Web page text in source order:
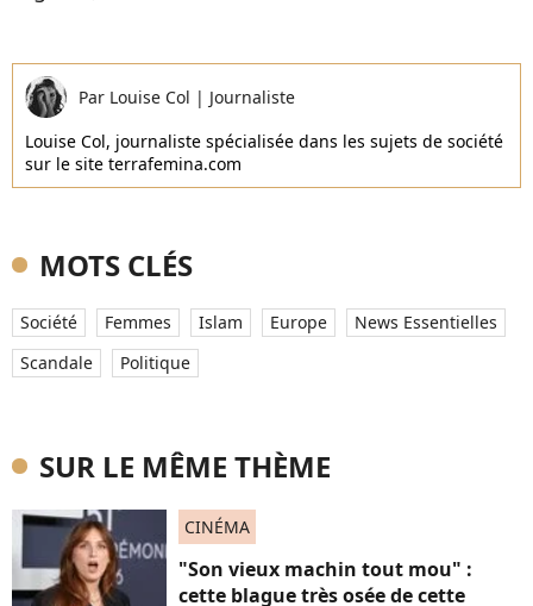
Par Louise Col | Journaliste
Louise Col, journaliste spécialisée dans les sujets de société
sur le site terrafemina.com
MOTS CLÉS
Société Femmes Islam Europe
News Essentielles
Scandale
Politique
SUR LE MÊME THÈME
CINÉMA
"Son vieux machin tout mou" :
cette blague très osée de cette